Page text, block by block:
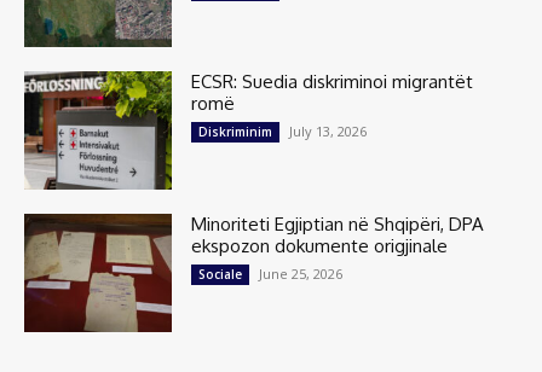
ECSR: Suedia diskriminoi migrantët
romë
Diskriminim July 13, 2026
Minoriteti Egjiptian në Shqipëri, DPA
ekspozon dokumente origjinale
Sociale June 25, 2026